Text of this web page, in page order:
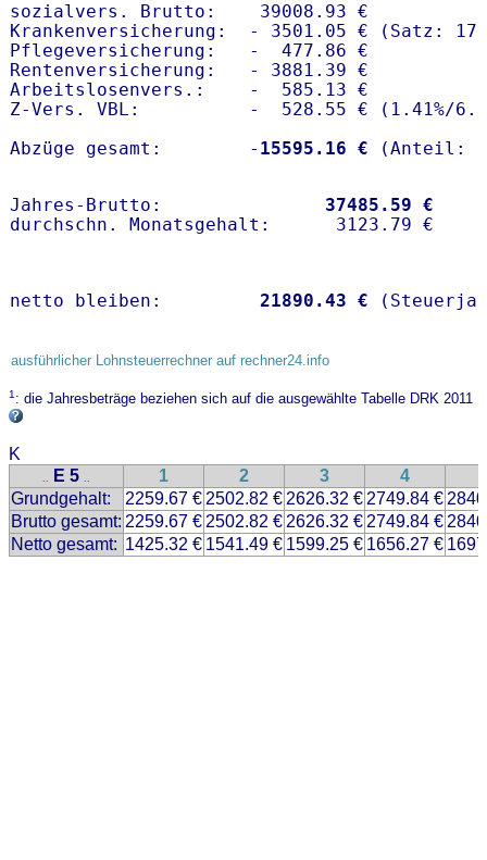
sozialvers. Brutto:    39008.93 €
Krankenversicherung:  - 3501.05 € (Satz:
Pflegeversicherung:   -  477.86 €
Rentenversicherung:   - 3881.39 €
Arbeitslosenvers.:    -  585.13 €
Z-Vers. VBL:          -  528.55 € ( 1.41%/
Abzüge gesamt:        - 15595.16 €
Jahres-Brutto: 37485.59 €
netto bleiben: 21890.43 €
ausführlicher Lohnsteuerrechner auf rechner24.info
1: die Jahresbeträge beziehen sich auf die ausgewählte Tabelle DRK 2011
K
.. E 5 .. 1 2 3 4
Grundgehalt:
2259.67 € 2502.82 € 2626.32 € 2749.84 €
Brutto gesamt: 2259.67 € 2502.82 € 2626.32 € 2749.84 €
Netto gesamt: 1425.32 € 1541.49 € 1599.25 € 1656.27 €